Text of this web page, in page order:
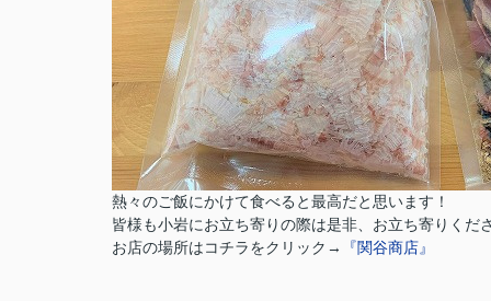
熱々のご飯にかけて食べると最高だと思います！
皆様も小岩にお立ち寄りの際は是非、お立ち寄りくだ
お店の場所はコチラをクリック→
『関谷商店』